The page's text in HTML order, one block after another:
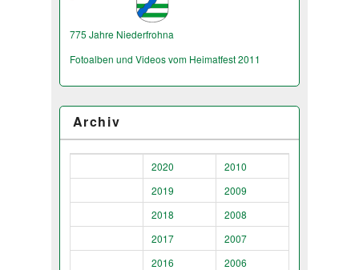
775 Jahre Niederfrohna
Fotoalben und Videos vom Heimatfest 2011
Archiv
2020
2010
2019
2009
2018
2008
2017
2007
2016
2006